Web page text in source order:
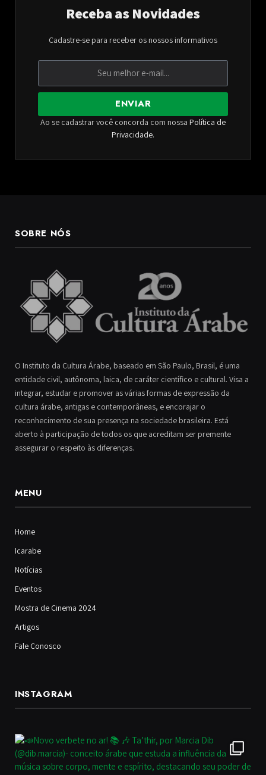
Receba as Novidades
Cadastre-se para receber os nossos informativos
ENVIAR
Ao se cadastrar você concorda com nossa Política de
Privacidade.
SOBRE NÓS
O Instituto da Cultura Árabe, baseado em São Paulo, Brasil, é uma
entidade civil, autônoma, laica, de caráter científico e cultural. Visa a
integrar, estudar e promover as várias formas de expressão da
cultura árabe, antigas e contemporâneas, e encorajar o
reconhecimento de sua presença na sociedade brasileira. Está
aberto à participação de todos os que acreditam ser premente
assegurar o respeito às diferenças.
MENU
Home
Icarabe
Notícias
Eventos
Mostra de Cinema 2024
Artigos
Fale Conosco
INSTAGRAM